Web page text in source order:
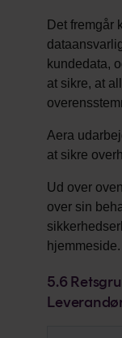
Det fremgår
kundedata,
at sikre, at
Aera
at sikre
Ud over
over sin
hjemmeside.
5.6